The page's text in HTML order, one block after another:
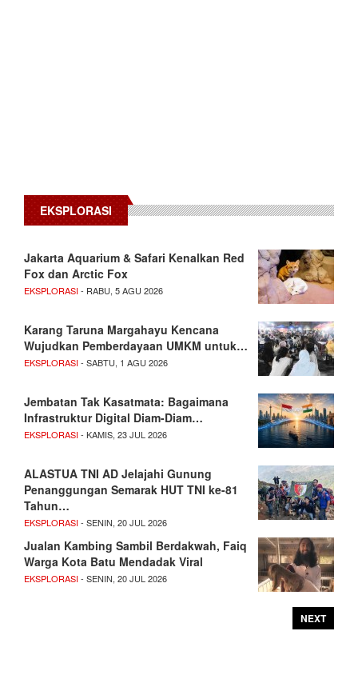
EKSPLORASI
Jakarta Aquarium & Safari Kenalkan Red
Fox dan Arctic Fox
EKSPLORASI- RABU, 5 AGU 2026
Karang Taruna Margahayu Kencana
Wujudkan Pemberdayaan UMKM untuk…
EKSPLORASI- SABTU, 1 AGU 2026
Jembatan Tak Kasatmata: Bagaimana
Infrastruktur Digital Diam-Diam…
EKSPLORASI- KAMIS, 23 JUL 2026
ALASTUA TNI AD Jelajahi Gunung
Penanggungan Semarak HUT TNI ke-81
Tahun…
EKSPLORASI- SENIN, 20 JUL 2026
Jualan Kambing Sambil Berdakwah, Faiq
Warga Kota Batu Mendadak Viral
EKSPLORASI- SENIN, 20 JUL 2026
NEXT